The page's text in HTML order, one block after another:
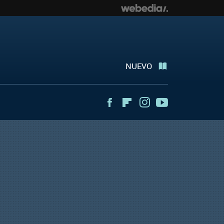
NUEVO
FacebookFlipboardInstagram